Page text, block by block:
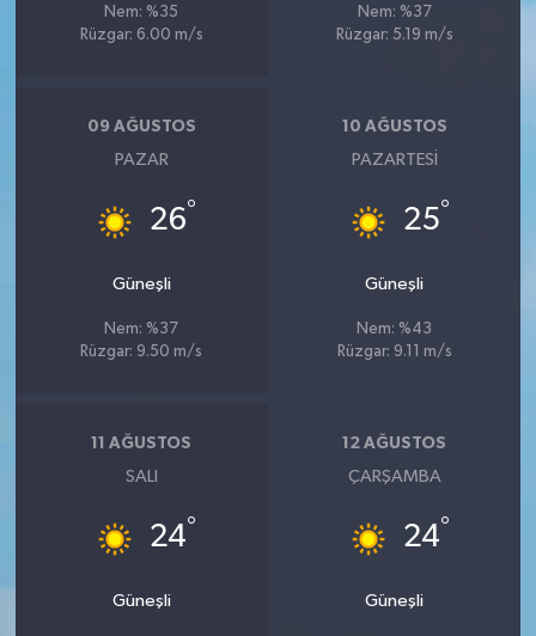
Nem: %35
Rüzgar: 6.00 m/s
Nem: %37
Rüzgar: 5.19 m/s
09 AĞUSTOS
PAZAR
26°
Güneşli
Nem: %37
Rüzgar: 9.50 m/s
10 AĞUSTOS
PAZARTESI
25°
Güneşli
Nem: %43
Rüzgar: 9.11 m/s
11 AĞUSTOS
SALI
24°
Güneşli
12 AĞUSTOS
ÇARŞAMBA
24°
Güneşli